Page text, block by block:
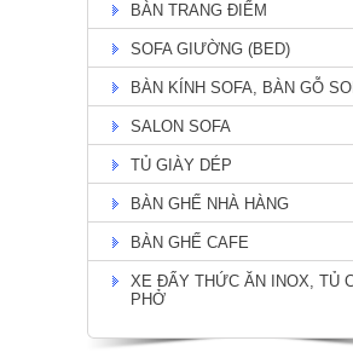
BÀN TRANG ĐIỂM
SOFA GIƯỜNG (BED)
BÀN KÍNH SOFA, BÀN GỖ
SALON SOFA
TỦ GIÀY DÉP
BÀN GHẾ NHÀ HÀNG
BÀN GHẾ CAFE
XE ĐẨY THỨC ĂN INOX, TỦ
PHỞ
bàn ăn mặt đá
Giá: 19,900,000 đ
Chi Tiết